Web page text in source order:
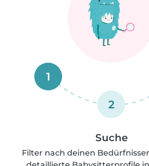
1
2
Suche
Filter nach deinen